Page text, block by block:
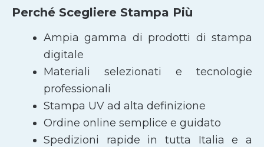
Perché Scegliere Stampa Più
Ampia gamma di prodotti di stampa
digitale
Materiali selezionati e tecnologie
professionali
Stampa UV ad alta definizione
Ordine online semplice e guidato
Spedizioni rapide in tutta Italia e a